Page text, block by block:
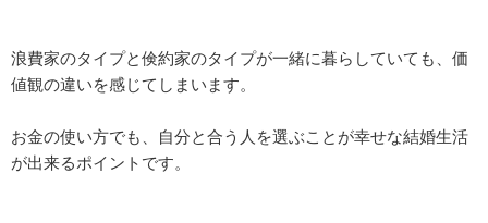
浪費家のタイプと倹約家のタイプが一緒に暮らしていても、価
値観の違いを感じてしまいます。
お金の使い方でも、自分と合う人を選ぶことが幸せな結婚生活
が出来るポイントです。